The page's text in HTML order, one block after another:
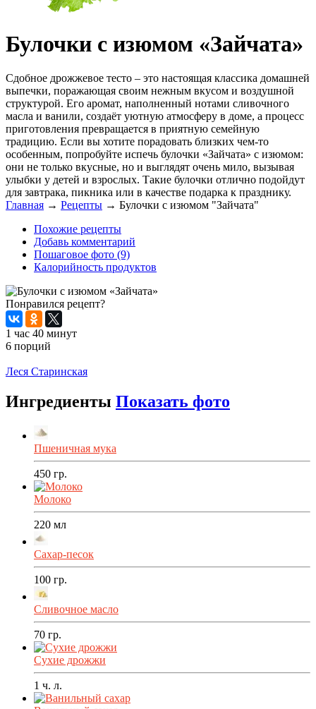
Булочки с изюмом «Зайчата»
Сдобное дрожжевое тесто – это настоящая классика домашней
выпечки, поражающая своим нежным вкусом и воздушной
структурой. Его аромат, наполненный нотами сливочного
масла и ванили, создаёт уютную атмосферу в доме, а процесс
приготовления превращается в приятную семейную
традицию. Если вы хотите порадовать близких чем-то
особенным, попробуйте испечь булочки «Зайчата» с изюмом:
они не только вкусные, но и выглядят очень мило, вызывая
улыбки у детей и взрослых. Такие булочки отлично подойдут
для завтрака, пикника или в качестве подарка к празднику.
Главная → Рецепты → Булочки с изюмом "Зайчата"
Похожие рецепты
Добавь комментарий
Пошаговое фото (9)
Калорийность продуктов
Понравился рецепт?
1 час 40 минут
6 порций
Леся Старинская
Ингредиенты Показать фото
Пшеничная мука
450 гр.
Молоко
220 мл
Сахар-песок
100 гр.
Сливочное масло
70 гр.
Сухие дрожжи
1 ч. л.